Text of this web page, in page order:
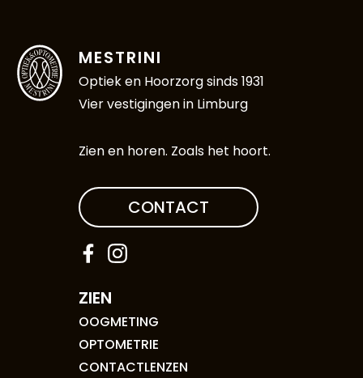
MESTRINI
Optiek en Hoorzorg sinds 1931
Vier vestigingen in Limburg
Zien en horen. Zoals het hoort.
CONTACT
ZIEN
OOGMETING
OPTOMETRIE
CONTACTLENZEN